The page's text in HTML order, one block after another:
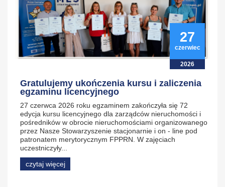
27
czerwiec
2026
Gratulujemy ukończenia kursu i zaliczenia
egzaminu licencyjnego
27 czerwca 2026 roku egzaminem zakończyła się 72
edycja kursu licencyjnego dla zarządców nieruchomości i
pośredników w obrocie nieruchomościami organizowanego
przez Nasze Stowarzyszenie stacjonarnie i on - line pod
patronatem merytorycznym FPPRN. W zajęciach
uczestniczyły...
czytaj więcej